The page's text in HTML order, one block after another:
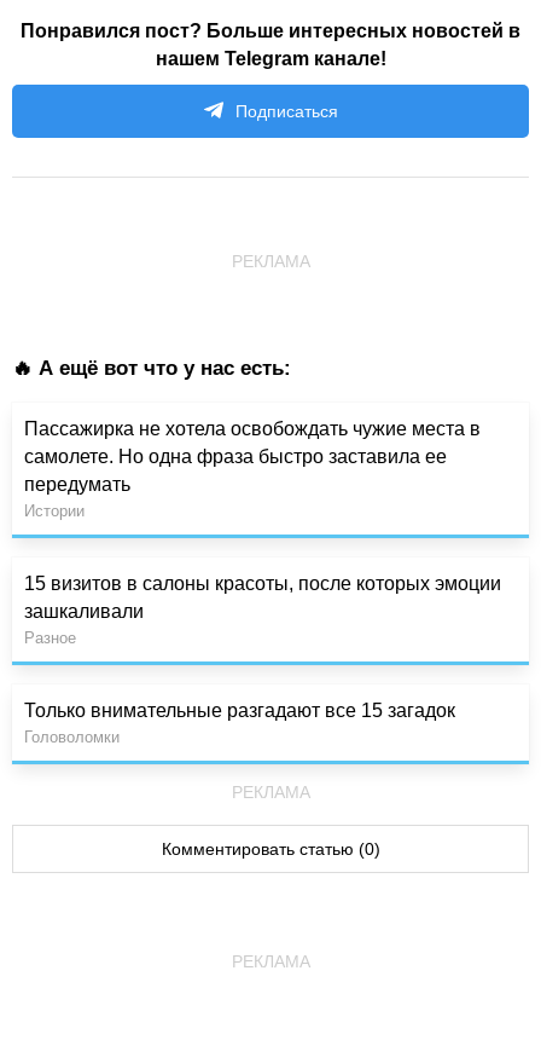
Понравился пост? Больше интересных новостей в
нашем Telegram канале!
Подписаться
РЕКЛАМА
🔥 А ещё вот что у нас есть:
Пассажирка не хотела освобождать чужие места в
самолете. Но одна фраза быстро заставила ее
передумать
Истории
15 визитов в салоны красоты, после которых эмоции
зашкаливали
Разное
Только внимательные разгадают все 15 загадок
Головоломки
РЕКЛАМА
Комментировать статью (0)
РЕКЛАМА